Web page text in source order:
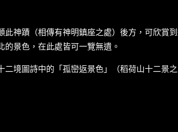
此神蹟（相傳有神明鎮座之處）後方，可欣賞
景色，在此處皆可一覽無遺。
二境圖詩中的「孤巒返景色」（稻荷山十二景